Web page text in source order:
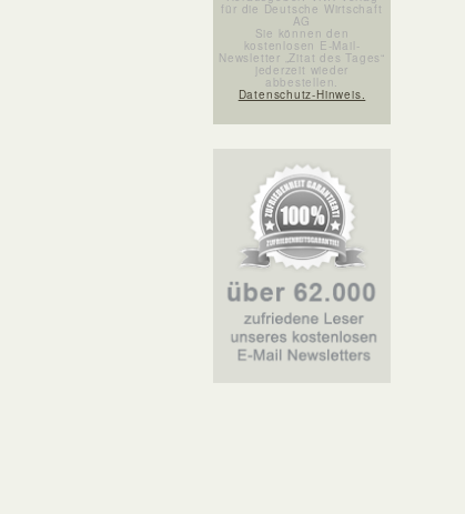
für die Deutsche Wirtschaft
AG
Sie können den
kostenlosen E-Mail-
Newsletter „Zitat des Tages“
jederzeit wieder
abbestellen.
Datenschutz-Hinweis.